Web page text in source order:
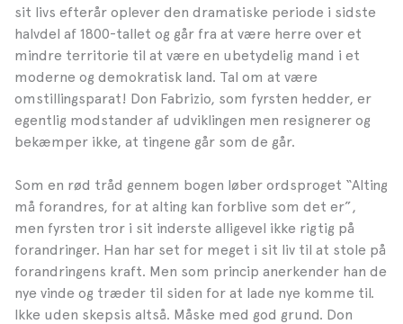
sit livs efterår oplever den dramatiske periode i sidste
halvdel af 1800-tallet og går fra at være herre over et
mindre territorie til at være en ubetydelig mand i et
moderne og demokratisk land. Tal om at være
omstillingsparat! Don Fabrizio, som fyrsten hedder, er
egentlig modstander af udviklingen men resignerer og
bekæmper ikke, at tingene går som de går.
Som en rød tråd gennem bogen løber ordsproget “Alting
må forandres, for at alting kan forblive som det er”,
men fyrsten tror i sit inderste alligevel ikke rigtig på
forandringer. Han har set for meget i sit liv til at stole på
forandringens kraft. Men som princip anerkender han de
nye vinde og træder til siden for at lade nye komme til.
Ikke uden skepsis altså. Måske med god grund. Don